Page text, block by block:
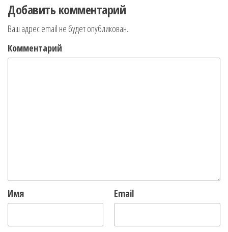
Добавить комментарий
Ваш адрес email не будет опубликован.
Комментарий
Имя Email